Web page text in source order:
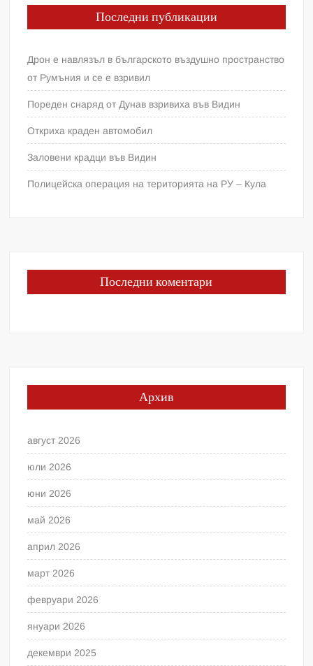
Последни публикации
Дрон е навлязъл в българското въздушно пространство
от Румъния и се е взривил
Пореден снаряд от Дунав взривиха във Видин
Откриха краден автомобил
Заловени крадци във Видин
Полицейска операция на територията на РУ – Кула
Последни коментари
Архив
август 2026
юли 2026
юни 2026
май 2026
април 2026
март 2026
февруари 2026
януари 2026
декември 2025